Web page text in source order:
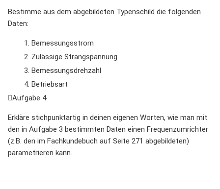
Bestimme aus dem abgebildeten Typenschild die folgenden
Daten:
Bemessungsstrom
Zulässige Strangspannung
Bemessungsdrehzahl
Betriebsart
Aufgabe 4
Erkläre stichpunktartig in deinen eigenen Worten, wie man mit
den in Aufgabe 3 bestimmten Daten einen Frequenzumrichter
(z.B. den im Fachkundebuch auf Seite 271 abgebildeten)
parametrieren kann.